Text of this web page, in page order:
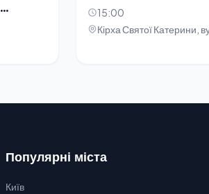
15:00
Кірха Святої Катерини,
Популярні міста
Київ